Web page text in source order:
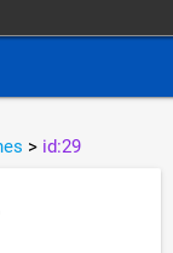
> id:29